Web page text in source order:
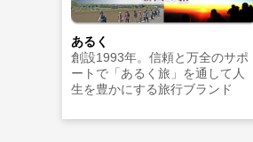
あるく
創設1993年。信頼と万全のサポ
ートで「あるく旅」を通して人
生を豊かにする旅行ブランド